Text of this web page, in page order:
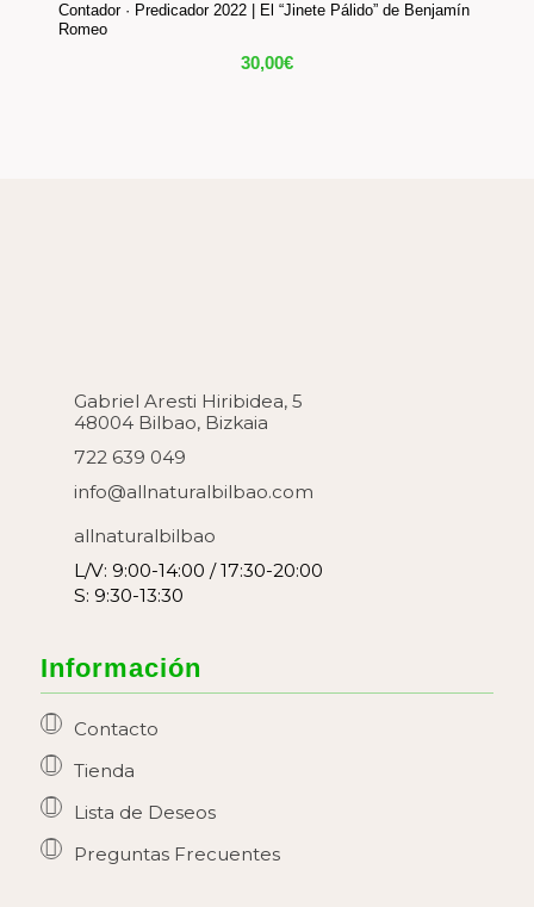
Contador · Predicador 2022 | El “Jinete Pálido” de Benjamín
Romeo
30,00€
Gabriel Aresti Hiribidea, 5
48004 Bilbao, Bizkaia
722 639 049
info@allnaturalbilbao.com
allnaturalbilbao
L/V: 9:00-14:00 / 17:30-20:00
S: 9:30-13:30
Información
Contacto
Tienda
Lista de Deseos
Preguntas Frecuentes